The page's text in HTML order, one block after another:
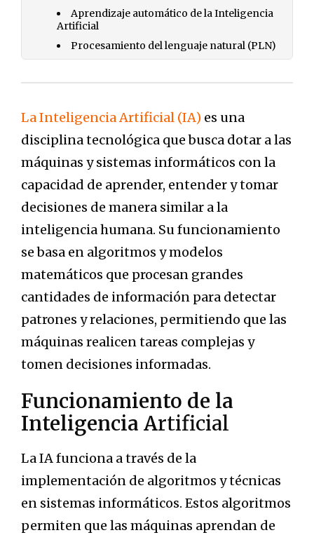
Aprendizaje automático de la Inteligencia
Artificial
Procesamiento del lenguaje natural (PLN)
La Inteligencia Artificial (IA) es una
disciplina tecnológica que busca dotar a las
máquinas y sistemas informáticos con la
capacidad de aprender, entender y tomar
decisiones de manera similar a la
inteligencia humana. Su funcionamiento
se basa en algoritmos y modelos
matemáticos que procesan grandes
cantidades de información para detectar
patrones y relaciones, permitiendo que las
máquinas realicen tareas complejas y
tomen decisiones informadas.
Funcionamiento de la
Inteligencia Artificial
La IA funciona a través de la
implementación de algoritmos y técnicas
en sistemas informáticos. Estos algoritmos
permiten que las máquinas aprendan de